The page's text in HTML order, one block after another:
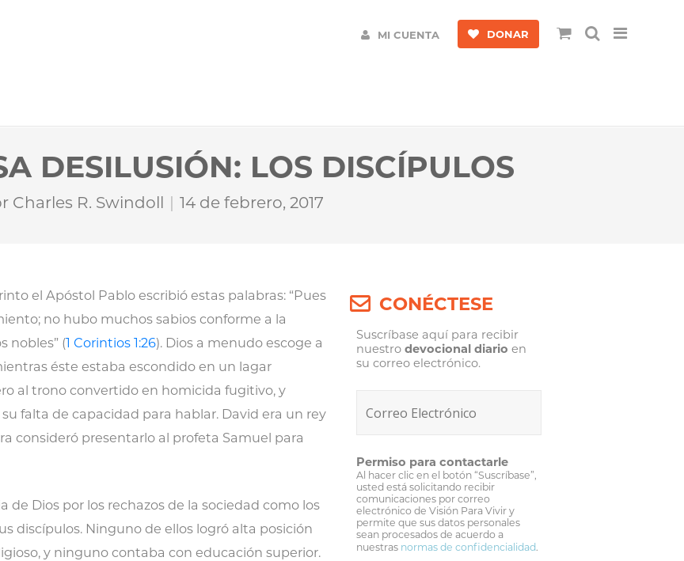
MI CUENTA DONAR
DESILUSIÓN: LOS DISCÍPULOS
Charles R. Swindoll 14 de febrero, 2017
el Apóstol Pablo escribió estas palabras: “Pues
no hubo muchos sabios conforme a la
nobles” (1 Corintios 1:26). Dios a menudo escoge a
éste estaba escondido en un lagar
al trono convertido en homicida fugitivo, y
falta de capacidad para hablar. David era un rey
consideró presentarlo al profeta Samuel para
de Dios por los rechazos de la sociedad como los
discípulos. Ninguno de ellos logró alta posición
y ninguno contaba con educación superior.
CONÉCTESE
Suscríbase aquí para recibir
nuestrodevocional diario en
su correo electrónico.
Permiso para contactarle
Al hacer clic en el botón “Suscríbase”,
usted está solicitando recibir
comunicaciones por correo
electrónico de Visión Para Vivir y
permite que sus datos personales
sean procesados de acuerdo a
nuestras normas de confidencialidad.